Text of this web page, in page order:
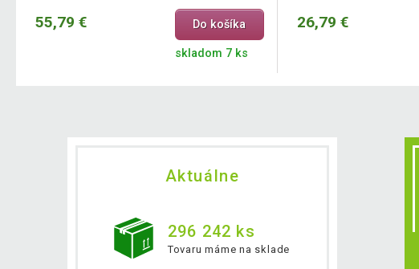
55,79 € Do košíka
skladom 7 ks
26,79 €
Aktuálne
296 242 ks
Tovaru máme na sklade